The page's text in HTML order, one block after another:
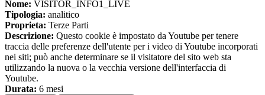
Nome: VISITOR_INFO1_LIVE
Tipologia: analitico
Proprieta: Terze Parti
Descrizione: Questo cookie è impostato da Youtube per tenere
traccia delle preferenze dell'utente per i video di Youtube incorporati
nei siti; può anche determinare se il visitatore del sito web sta
utilizzando la nuova o la vecchia versione dell'interfaccia di
Youtube.
Durata: 6 mesi